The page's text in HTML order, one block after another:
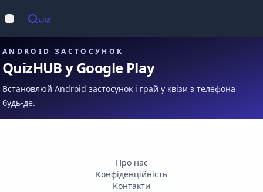
Відкрити меню
ANDROID ЗАСТОСУНОК
QuizHUB у Google Play
Встановлюй Android застосунок і грай у квізи з телефона
будь-де.
Про нас
Конфіденційність
Контакти